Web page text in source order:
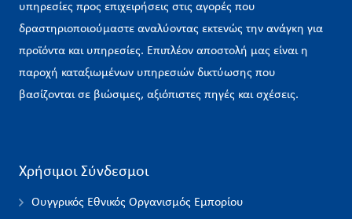
υπηρεσίες προς επιχειρήσεις στις αγορές που
δραστηριοποιούμαστε αναλύοντας εκτενώς την ανάγκη για
προϊόντα και υπηρεσίες. Επιπλέον αποστολή μας είναι η
παροχή καταξιωμένων υπηρεσιών δικτύωσης που
βασίζονται σε βιώσιμες, αξιόπιστες πηγές και σχέσεις.
Χρήσιμοι Σύνδεσμοι
Ουγγρικός Εθνικός Οργανισμός Εμπορίου